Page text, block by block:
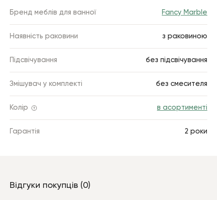
Бренд меблів для ванної Fancy Marble
Наявність раковини з раковиною
Підсвічування без підсвічування
Змішувач у комплекті без смесителя
Колір в асортименті
Гарантія 2 роки
Відгуки покупців (0)